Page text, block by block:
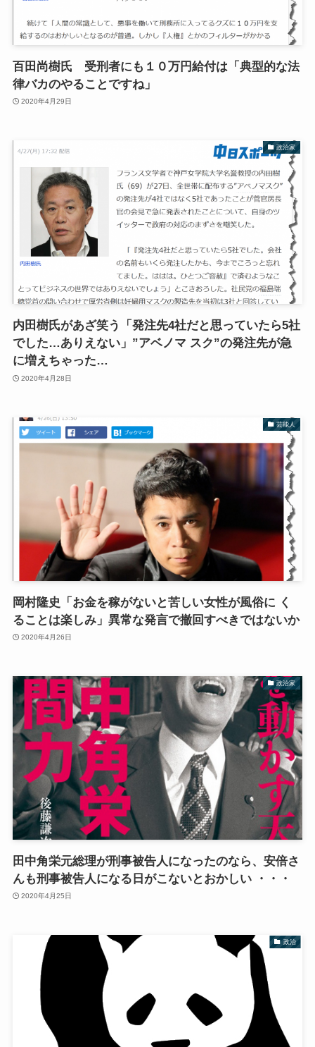
百田尚樹氏 受刑者にも１０万円給付は「典型的な法
律バカのやることですね」
2020年4月29日
政治家
内田樹氏があざ笑う「発注先4社だと思っていたら5社
でした…ありえない」”アベノマ スク”の発注先が急
に増えちゃった…
2020年4月28日
芸能人
岡村隆史「お金を稼がないと苦しい女性が風俗に く
ることは楽しみ」異常な発言で撤回すべきではないか
2020年4月26日
政治家
田中角栄元総理が刑事被告人になったのなら、安倍さ
んも刑事被告人になる日がこないとおかしい ・・・
2020年4月25日
政治